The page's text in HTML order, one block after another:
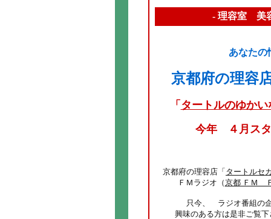
- 理容室 美
あなたの
京都府の理容
「 タートルのゆか
今年 ４月ス
京都府の理容店「 タートルセ
ＦＭラジオ（京都 ＦＭ
只今、 ラジオ番組の
興味のある方は是非ご覧